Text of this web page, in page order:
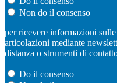
Non do il consenso
per ricevere informazioni
articolazioni mediante
distanza o strumenti di
Do il consenso